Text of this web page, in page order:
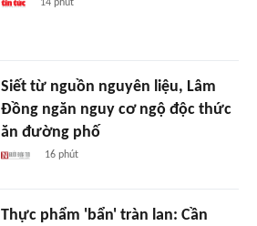
14 phút
Siết từ nguồn nguyên liệu, Lâm
Đồng ngăn nguy cơ ngộ độc thức
ăn đường phố
16 phút
Thực phẩm 'bẩn' tràn lan: Cần